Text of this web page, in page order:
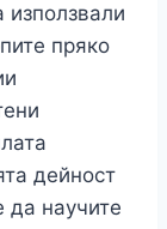
използвали
пряко
дейност
да научите